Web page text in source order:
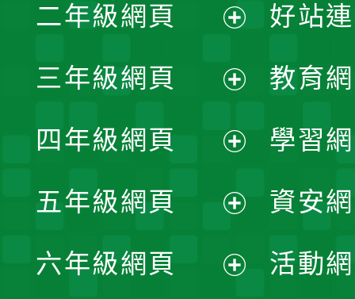
開
選
單
二年級網頁
開
選
單
三年級網頁
開
選
單
四年級網頁
開
選
五年級網頁
開
六年級網頁
好站
教育
學習
資安
活動